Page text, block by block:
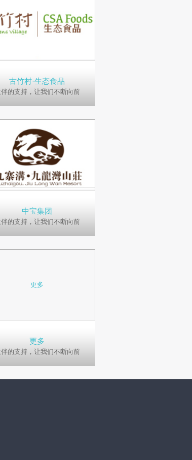
古竹村·生态食品
的支持，让我们不断向前
中宝集团
的支持，让我们不断向前
更多
更多
的支持，让我们不断向前